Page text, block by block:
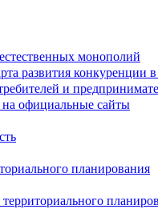
монополий
развития конкуренции
и
официальные сайты
планирования